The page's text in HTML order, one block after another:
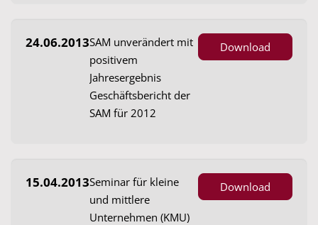
24.06.2013SAM unverändert mit
positivem
Jahresergebnis
Geschäftsbericht der
SAM für 2012
Download
15.04.2013Seminar für kleine
und mittlere
Unternehmen (KMU)
Download